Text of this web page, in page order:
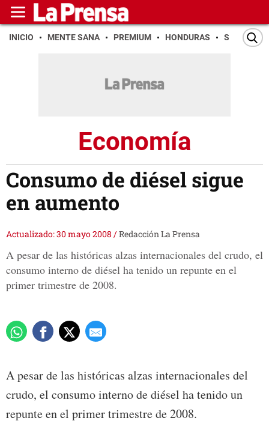
INICIO MENTE SANA PREMIUM HONDURAS SAN PEDRO
Economía
Consumo de diésel sigue
en aumento
Actualizado: 30 mayo 2008 /Redacción La Prensa
A pesar de las históricas alzas internacionales del crudo, el
consumo interno de diésel ha tenido un repunte en el
primer trimestre de 2008.
A pesar de las históricas alzas internacionales del
crudo, el consumo interno de diésel ha tenido un
repunte en el primer trimestre de 2008.